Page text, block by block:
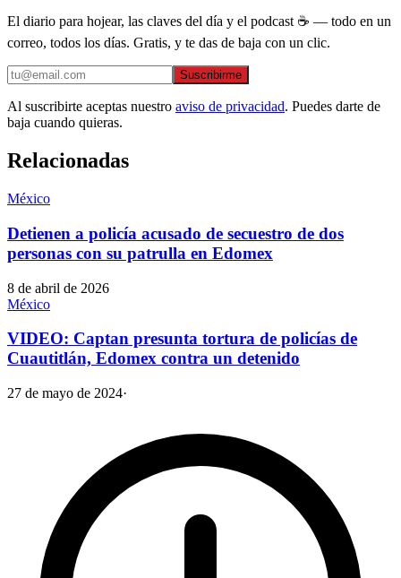
El diario para hojear, las claves del día y el podcast ☕ — todo en un
correo, todos los días. Gratis, y te das de baja con un clic.
Suscribirme
Al suscribirte aceptas nuestro aviso de privacidad. Puedes darte de
baja cuando quieras.
Relacionadas
México
Detienen a policía acusado de secuestro de dos
personas con su patrulla en Edomex
8 de abril de 2026
México
VIDEO: Captan presunta tortura de policías de
Cuautitlán, Edomex contra un detenido
27 de mayo de 2024·